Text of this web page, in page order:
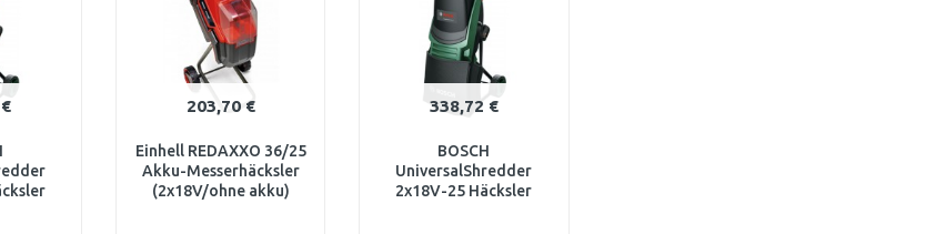
203,70 €
Einhell REDAXXO 36/25
Akku-Messerhäcksler
(2x18V/ohne akku)
338,72 €
BOSCH
UniversalShredder
2x18V-25 Häcksler